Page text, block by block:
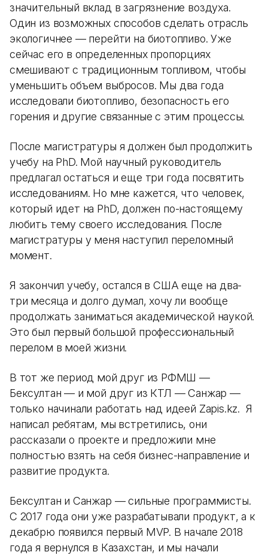
значительный вклад в загрязнение воздуха.
Один из возможных способов сделать отрасль
экологичнее — перейти на биотопливо. Уже
сейчас его в определенных пропорциях
смешивают с традиционным топливом, чтобы
уменьшить объем выбросов. Мы два года
исследовали биотопливо, безопасность его
горения и другие связанные с этим процессы.
После магистратуры я должен был продолжить
учебу на PhD. Мой научный руководитель
предлагал остаться и еще три года посвятить
исследованиям. Но мне кажется, что человек,
который идет на PhD, должен по-настоящему
любить тему своего исследования. После
магистратуры у меня наступил переломный
момент.
Я закончил учебу, остался в США еще на два-
три месяца и долго думал, хочу ли вообще
продолжать заниматься академической наукой.
Это был первый большой профессиональный
перелом в моей жизни.
В тот же период мой друг из РФМШ —
Бексултан — и мой друг из КТЛ — Санжар —
только начинали работать над идеей Zapis.kz. Я
написал ребятам, мы встретились, они
рассказали о проекте и предложили мне
полностью взять на себя бизнес-направление и
развитие продукта.
Бексултан и Санжар — сильные программисты.
С 2017 года они уже разрабатывали продукт, а к
декабрю появился первый MVP. В начале 2018
года я вернулся в Казахстан, и мы начали